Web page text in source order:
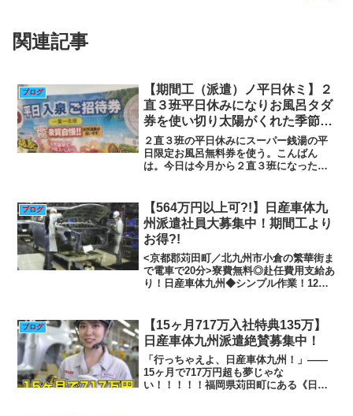
関連記事
ブログ
【期間工（派遣）ノ平日休ミ】２
直３班平日休みになりお風呂タダ
券を使い切り太陽がくれた季節を
熱唱しスーパーブルームーンを堪
能?!
２直３班の平日休みにスーパー銭湯の平
日限定お風呂無料券を使う。こんばん
は。今日は今月から２直３班になった影
いや、平日ギャラリーをお楽しみくださ
い😅7月末にキャナルリゾー...
ブログ
【564万円以上可?!】日産車体九
州派遣社員大募集中！期間工より
お得?!
<京都郡苅田町／北九州市小倉の繁華街ま
で電車で20分>寮費無料◎赴任費用支給あ
り！日産車体九州◆シンプル作業！12
機系 職種 組立・組付けプレス・板金・塗
装 仕...
ブログ
【15ヶ月717万入社特典135万】
日産車体九州派遣絶賛募集中！
「行っちゃえよ、日産車体九州！」——
15ヶ月で717万円超も夢じゃな
い！！！！！福岡県苅田町にある《日産